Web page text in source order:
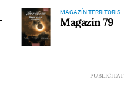
MAGAZÍN TERRITORIS
Magazín 79